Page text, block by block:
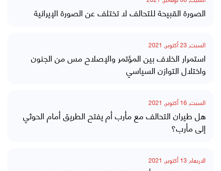
الصورة القبيحة للتحالف لا تختلف عن الصورة الإيرانية
السبت, 23 أكتوبر, 2021
استمرار الخلاف بين المؤتمر والإصلاح مس من الجنون
واختلال التوازن السياسي
السبت, 16 أكتوبر, 2021
هل طيران التحالف مع مأرب أم يفتح الطريق أمام الحوثي
إلى مأرب؟
الاربعاء, 13 أكتوبر, 2021